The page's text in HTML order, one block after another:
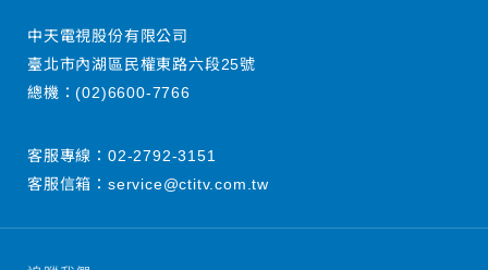
中天電視股份有限公司
臺北市內湖區民權東路六段25號
總機：(02)6600-7766
客服專線： 02-2792-3151
客服信箱： service@ctitv.com.tw